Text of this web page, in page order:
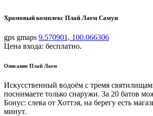
Храмовый комплекс Плай Лаем Самуи
gps gmaps 9.570901, 100.066306
Цена входа: бесплатно.
Описание Плай Лаем
Искусственный водоём с тремя
поснимаете только снаружи. За 20 батов
Бонус: слева от Хоттэя, на берегу есть
минут.